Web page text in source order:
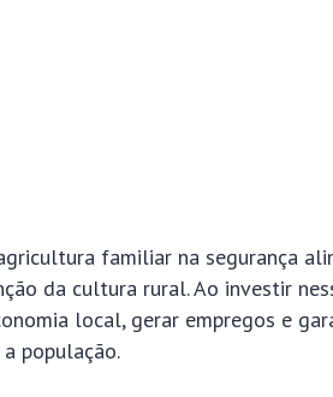
familiar na segurança
da cultura rural. Ao investir
local, gerar empregos e
população.